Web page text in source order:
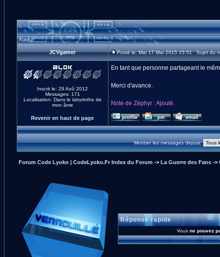
Auteur
JCVgamer Posté le: Mar 17 Mar 2015 15:51 Sujet du
Inscrit le: 29 Aoû 2012
Messages: 171
Localisation: Dans le labyrinthe de
mon âme
En tant que personne partageant le
Merci d'avance.
Note de Zéphyr : Ajouté.
Revenir en haut de page
Montrer les messages depuis:
Forum Code Lyoko | CodeLyoko.Fr Index du Forum -> La Guerre des Fans->
Réponse rapide
Vous ne pouvez